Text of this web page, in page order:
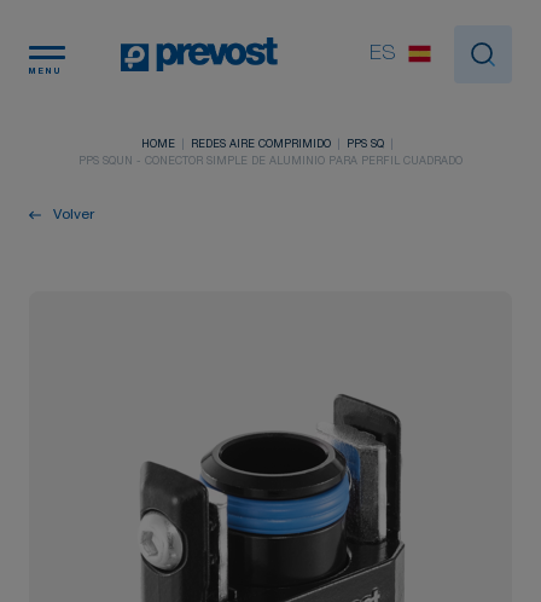
MENU
ES
HOME REDES AIRE COMPRIMIDO
PPS SQ
PPS SQUN - CONECTOR SIMPLE DE ALUMINIO PARA PERFIL CUADRADO
Volver